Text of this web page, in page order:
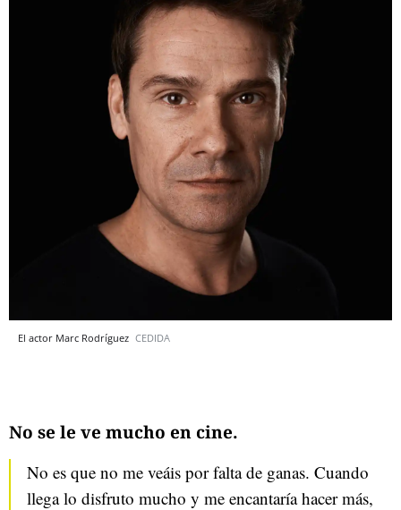
El actor Marc Rodríguez CEDIDA
No se le ve mucho en cine.
No es que no me veáis por falta de ganas. Cuando
llega lo disfruto mucho y me encantaría hacer más,